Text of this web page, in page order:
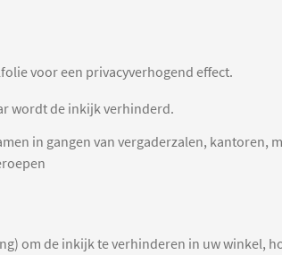
voor een privacyverhogend effect.
wordt de inkijk verhinderd.
in gangen van vergaderzalen, kantoren,
om de inkijk te verhinderen in uw winkel,